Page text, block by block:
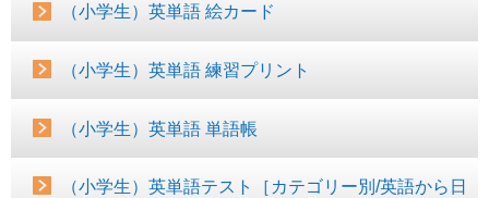
（小学生）英単語 絵カード
（小学生）英単語 練習プリント
（小学生）英単語 単語帳
（小学生）英単語テスト［カテゴリー別/英語から日